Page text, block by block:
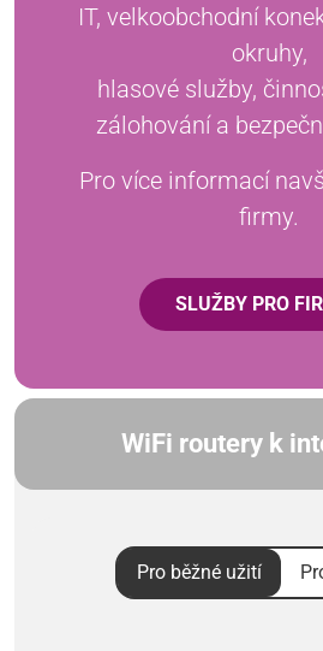
IT, velkoobchodní
okruhy,
hlasové služby,
zálohování a
Pro více informací
firmy.
SLUŽBY PRO
WiFi routery k
Pro běžné užití